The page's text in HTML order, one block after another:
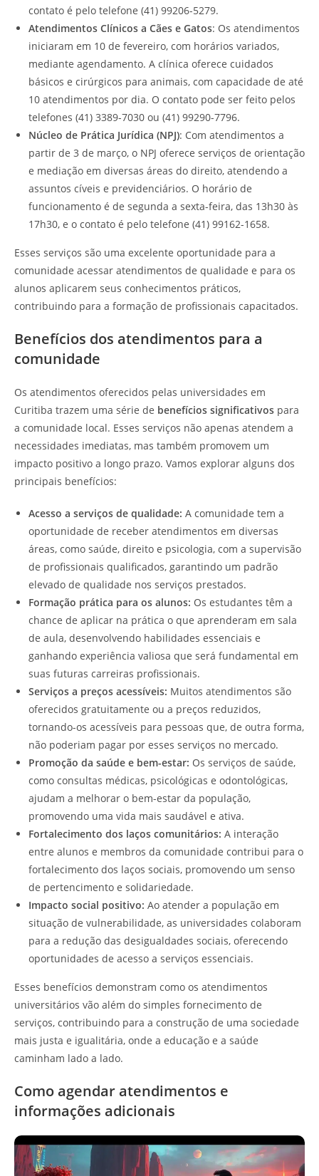
contato é pelo telefone (41) 99206-5279.
Atendimentos Clínicos a Cães e Gatos: Os atendimentos
iniciaram em 10 de fevereiro, com horários variados,
mediante agendamento. A clínica oferece cuidados
básicos e cirúrgicos para animais, com capacidade de até
10 atendimentos por dia. O contato pode ser feito pelos
telefones (41) 3389-7030 ou (41) 99290-7796.
Núcleo de Prática Jurídica (NPJ): Com atendimentos a
partir de 3 de março, o NPJ oferece serviços de orientação
e mediação em diversas áreas do direito, atendendo a
assuntos cíveis e previdenciários. O horário de
funcionamento é de segunda a sexta-feira, das 13h30 às
17h30, e o contato é pelo telefone (41) 99162-1658.
Esses serviços são uma excelente oportunidade para a
comunidade acessar atendimentos de qualidade e para os
alunos aplicarem seus conhecimentos práticos,
contribuindo para a formação de profissionais capacitados.
Benefícios dos atendimentos para a
comunidade
Os atendimentos oferecidos pelas universidades em
Curitiba trazem uma série de benefícios significativos para
a comunidade local. Esses serviços não apenas atendem a
necessidades imediatas, mas também promovem um
impacto positivo a longo prazo. Vamos explorar alguns dos
principais benefícios:
Acesso a serviços de qualidade: A comunidade tem a
oportunidade de receber atendimentos em diversas
áreas, como saúde, direito e psicologia, com a supervisão
de profissionais qualificados, garantindo um padrão
elevado de qualidade nos serviços prestados.
Formação prática para os alunos: Os estudantes têm a
chance de aplicar na prática o que aprenderam em sala
de aula, desenvolvendo habilidades essenciais e
ganhando experiência valiosa que será fundamental em
suas futuras carreiras profissionais.
Serviços a preços acessíveis: Muitos atendimentos são
oferecidos gratuitamente ou a preços reduzidos,
tornando-os acessíveis para pessoas que, de outra forma,
não poderiam pagar por esses serviços no mercado.
Promoção da saúde e bem-estar: Os serviços de saúde,
como consultas médicas, psicológicas e odontológicas,
ajudam a melhorar o bem-estar da população,
promovendo uma vida mais saudável e ativa.
Fortalecimento dos laços comunitários: A interação
entre alunos e membros da comunidade contribui para o
fortalecimento dos laços sociais, promovendo um senso
de pertencimento e solidariedade.
Impacto social positivo: Ao atender a população em
situação de vulnerabilidade, as universidades colaboram
para a redução das desigualdades sociais, oferecendo
oportunidades de acesso a serviços essenciais.
Esses benefícios demonstram como os atendimentos
universitários vão além do simples fornecimento de
serviços, contribuindo para a construção de uma sociedade
mais justa e igualitária, onde a educação e a saúde
caminham lado a lado.
Como agendar atendimentos e
informações adicionais